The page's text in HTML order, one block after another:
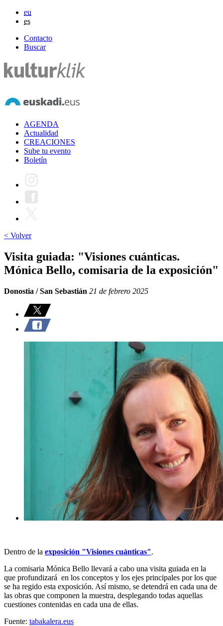
eu
es
Contacto
Buscar
AGENDA
Actualidad
CREACIONES
Sube tu evento
Boletín
< Volver
Visita guiada: "Visiones cuánticas.
Mónica Bello, comisaria de la exposición"
Donostia / San Sebastián 21 de febrero 2025
Dentro de la exposición "Visiones cuánticas".
La comisaria Mónica Bello llevará a cabo una visita guiada en la
que profundizará en los conceptos y los ejes principales por los que
se ha regido esta exposición. Así mismo, se detendrá en cada una de
las obras que componen la muestra, desplegando todas aquellas
cuestiones contenidas en cada una de ellas.
Fuente: tabakalera.eus